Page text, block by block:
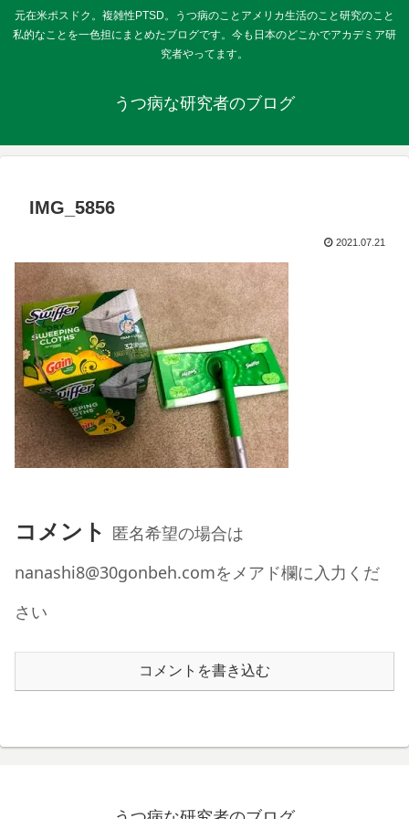
元在米ポスドク。複雑性PTSD。うつ病のことアメリカ生活のこと研究のこと
私的なことを一色担にまとめたブログです。今も日本のどこかでアカデミア研
究者やってます。
うつ病な研究者のブログ
IMG_5856
2021.07.21
コメント 匿名希望の場合は
nanashi8@30gonbeh.comをメアド欄に入力くだ
さい
コメントを書き込む